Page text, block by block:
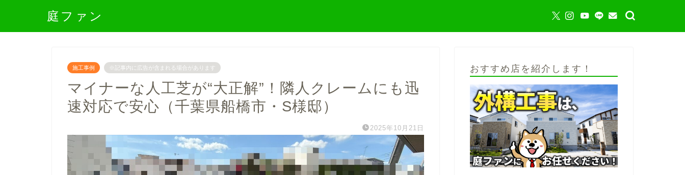
庭ファン
施工事例 ※記事内に広告が含まれる場合があります
マイナーな人工芝が“大正解”！隣人クレームにも迅
速対応で安心（千葉県船橋市・S様邸）
2025年10月21日
おすすめ店を紹介します！